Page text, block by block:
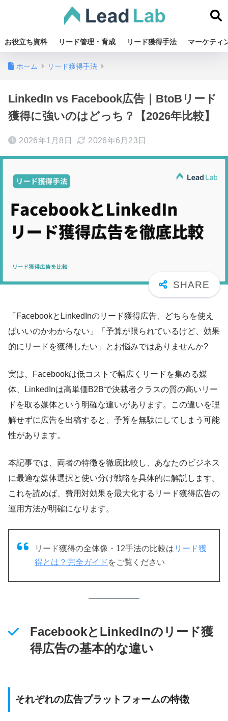
お役立ち資料 リード管理・育成 リード獲得手法 マーケティ
ホーム リード獲得手法
LinkedIn vs Facebook広告｜BtoBリード
獲得に強いのはどっち？【2026年比較】
2026年1月8日 2026年6月23日
「FacebookとLinkedInのリード獲得広告、どちらを使え
ばいいのかわからない」「予算が限られているけど、効果
的にリードを獲得したい」とお悩みではありませんか?
実は、Facebookは低コストで幅広くリードを集める媒
体、LinkedInは高単価B2Bで決裁者クラスの質の高いリー
ドを取る媒体という明確な違いがあります。この違いを理
解せずに広告を出稿すると、予算を無駄にしてしまう可能
性があります。
本記事では、両者の特徴を徹底比較し、あなたのビジネス
に最適な媒体選択と使い分け戦略を具体的に解説します。
これを読めば、費用対効果を最大化するリード獲得広告の
運用方法が明確になります。
リード獲得の全体像・12手法の比較は リード獲
得とは？完全ガイド をご覧ください
FacebookとLinkedInのリード獲
得広告の基本的な違い
それぞれの広告プラットフォームの特徴